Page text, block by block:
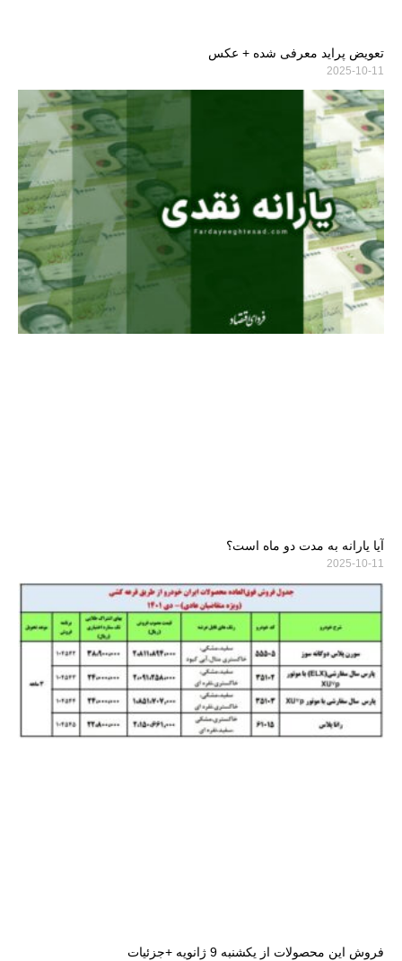
تعویض پراید معرفی شده + عکس
2025-10-11
آیا یارانه به مدت دو ماه است؟
2025-10-11
فروش این محصولات از یکشنبه 9 ژانویه +جزئیات